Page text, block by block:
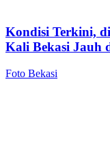
Kondisi Terkini,
Kali Bekasi Jauh
Foto Bekasi